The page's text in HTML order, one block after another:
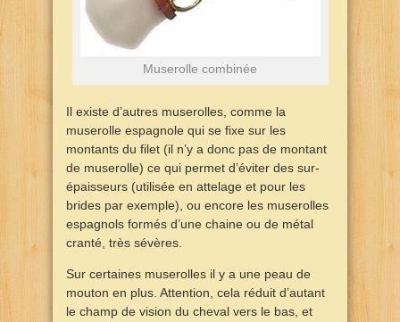
Muserolle combinée
Il existe d’autres muserolles, comme la
muserolle espagnole qui se fixe sur les
montants du filet (il n’y a donc pas de montant
de muserolle) ce qui permet d’éviter des sur-
épaisseurs (utilisée en attelage et pour les
brides par exemple), ou encore les muserolles
espagnols formés d’une chaine ou de métal
cranté, très sévères.
Sur certaines muserolles il y a une peau de
mouton en plus. Attention, cela réduit d’autant
le champ de vision du cheval vers le bas, et